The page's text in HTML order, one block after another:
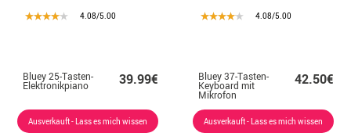
4.08/5.00
Bluey 25-Tasten-
Elektronikpiano 39.99€
Ausverkauft - Lass es mich wissen
4.08/5.00
Bluey 37-Tasten-
Keyboard mit
Mikrofon
42.50€
Ausverkauft - Lass es mich wissen